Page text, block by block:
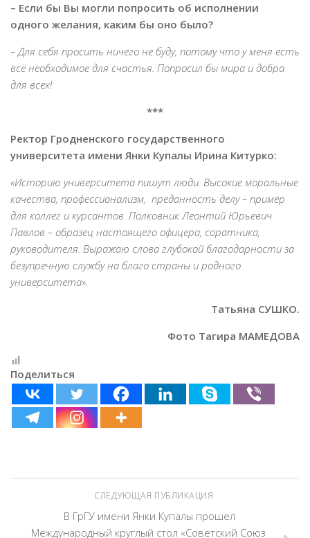
– Если бы Вы могли попросить об исполнении
одного желания, каким бы оно было?
– Для себя просить ничего не буду, потому что у меня есть
всё необходимое для счастья. Попросил бы мира и добра
для всех!
***
Ректор Гродненского государственного
университета имени Янки Купалы Ирина Китурко:
«Историю университета пишут люди. Высокие моральные
качества, профессионализм, преданность делу – пример
для коллег и курсантов. Полковник Леонтий Юрьевич
Павлов – образец настоящего офицера, соратника,
руководителя. Выражаю слова глубокой благодарности за
безупречную службу на благо страны и родного
университета».
Татьяна СУШКО.
Фото Тагира МАМЕДОВА
Поделиться
СЛЕДУЮЩАЯ ПУБЛИКАЦИЯ
В ГрГУ имени Янки Купалы прошел
Международный круглый стол «Советский Союз